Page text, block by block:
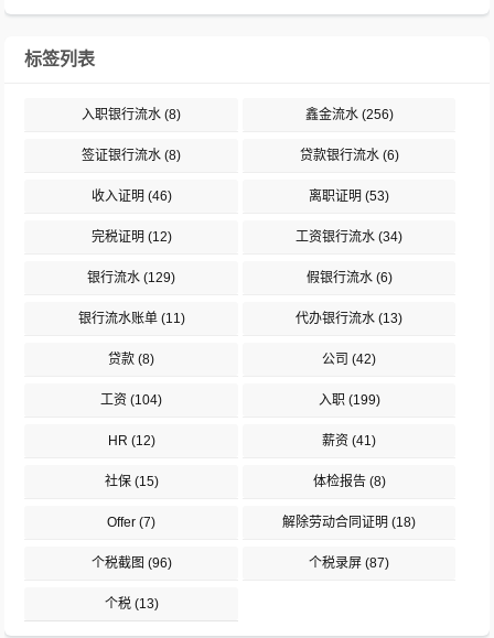
标签列表
入职银行流水 (8) 鑫金流水(256)
签证银行流水 (8) 贷款银行流水(6)
收入证明 (46) 离职证明 (53)
完税证明 (12) 工资银行流水 (34)
银行流水 (129) 假银行流水(6)
银行流水账单(11) 代办银行流水 (13)
贷款 (8) 公司 (42)
工资 (104) 入职 (199)
HR (12) 薪资 (41)
社保(15) 体检报告(8)
Offer (7) 解除劳动合同证明 (18)
个税截图 (96) 个税录屏 (87)
个税(13)